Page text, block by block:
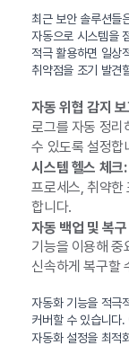
최근 보안 솔루션들
자동으로 시스템을
적극 활용하면 일상
취약점을 조기 발견
자동 위협 감지
로그를 자동 정
수 있도록 설정합
시스템 헬스 체크:
프로세스, 취약한
합니다.
자동 백업 및 복
기능을 이용해 중
신속하게 복구할
자동화 기능을 적극
커버할 수 있습니다.
자동화 설정을 최적